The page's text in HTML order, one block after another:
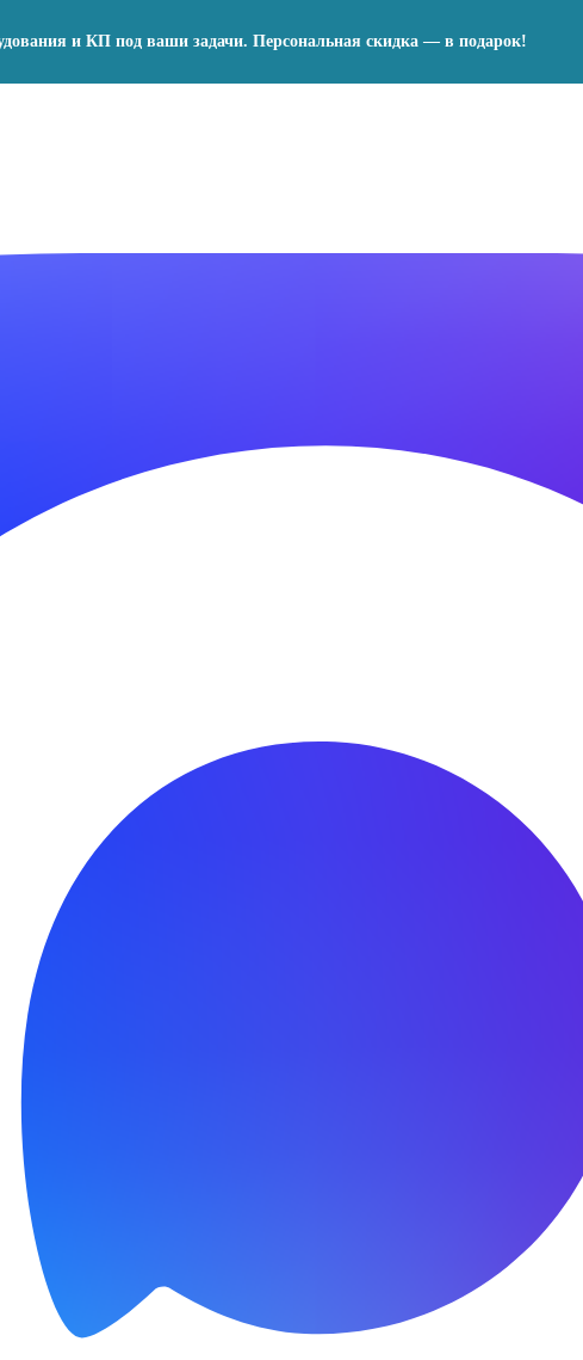
и КП под ваши задачи. Персональная скидка — в подарок!